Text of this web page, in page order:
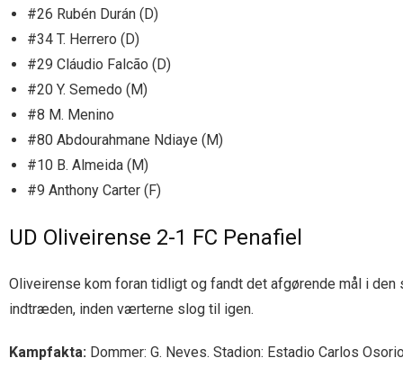
#26 Rubén Durán (D)
#34 T. Herrero (D)
#29 Cláudio Falcão (D)
#20 Y. Semedo (M)
#8 M. Menino
#80 Abdourahmane Ndiaye (M)
#10 B. Almeida (M)
#9 Anthony Carter (F)
UD Oliveirense 2-1 FC Penafiel
Oliveirense kom foran tidligt og fandt det afgørende mål i
indtræden, inden værterne slog til igen.
Kampfakta: Dommer: G. Neves. Stadion: Estadio Carlos